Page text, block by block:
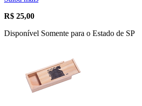
R$ 25,00
Disponível Somente para o Estado de SP